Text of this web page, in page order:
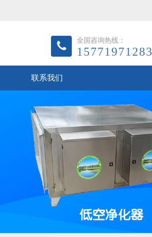
全国咨询热线：
15771971283
联系我们
next